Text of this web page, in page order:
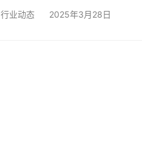
系，为全球企业提供高性价比的
行业动态 2025年3月28日